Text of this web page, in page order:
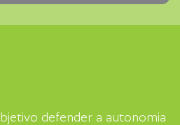
defender a autonomia